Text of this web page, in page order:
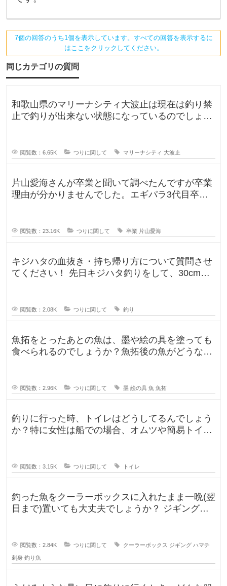
け
方
個
々
7個の回答のうち1個を表示しています。すべての回答を表示するに
はここをクリックしてください。
同じカテゴリの質問
和歌山県のマリーナシティ大波止は現在は釣り禁
止で釣りが出来ない状態になっているのでしょう
閲覧数：6.65K つりに関して マリーナシティ 大波止
片山愛海さんが卒業と聞いて調べたんですが卒業
理由が分かりませんでした。エギパラ3代目卒業
閲覧数：23.16K つりに関して 卒業 片山愛海
キジハタの血抜き・持ち帰り方について質問させ
てください！ 先日キジハタ釣りをして、30cm台
閲覧数：2.08K つりに関して 釣り
魚拓をとったあとの魚は、墨や絵の具を塗っても
食べられるのでしょうか？魚拓後の魚がどうなる
閲覧数：2.96K つりに関して 墨 絵の具 魚 魚拓
釣りに行った時、トイレはどうしてるんでしょう
か？特に女性は船での場合、オムツや簡易トイレ
閲覧数：3.15K つりに関して トイレ
釣った魚をクーラーボックスに入れたまま一晩(翌
日まで)置いても大丈夫でしょうか？ ジギングに
閲覧数：2.84K つりに関して クーラーボックス ジギング ハマチ
刺身 釣り魚